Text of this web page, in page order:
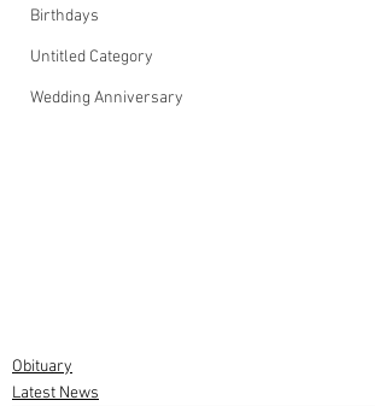
Birthdays
Untitled Category
Wedding Anniversary
Obituary
Latest News